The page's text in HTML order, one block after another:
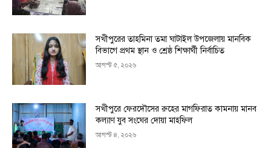
সখীপুরের তাহমিনা তমা ঘাটাইল উপজেলায় মানবিক
বিভাগে প্রথম স্থান ও শ্রেষ্ঠ শিক্ষার্থী নির্বাচিত
আগস্ট ৫, ২০২৬
সখীপুরে ফেরদৌসের রুহের মাগফিরাত কামনায় মানব
কল্যাণ যুব সংঘের দোয়া মাহফিল
আগস্ট ৪, ২০২৬